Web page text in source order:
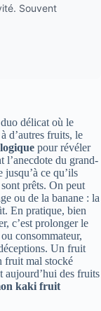
Souvent
délicat où le
d’autres fruits, le
pour révéler
l’anecdote du grand-
ce qu’ils
prêts. On peut
ou de la banane : la
En pratique, bien
c’est prolonger le
consommateur,
Un fruit
fruit mal stocké
aujourd’hui des fruits
kaki fruit